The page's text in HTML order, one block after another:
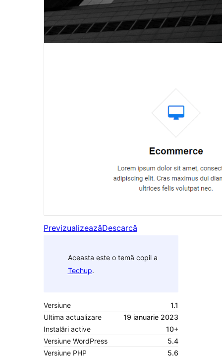
PrevizualizeazăDescarcă
Aceasta este o temă copil a
Techup.
Versiune
1.1
Ultima actualizare
19 ianuarie 2023
Instalări active
10+
Versiune WordPress
5.4
Versiune PHP
5.6